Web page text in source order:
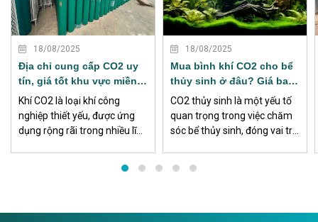
XEM THÊM
18/08/2025
Địa chỉ cung cấp CO2 uy
tín, giá tốt khu vực miền
Nam
Khí CO2 là loại khí công
nghiệp thiết yếu, được ứng
dụng rộng rãi trong nhiều lĩnh
nhiều khu công nghiệp, nhà
XEM THÊM
18/08/2025
Mua bình khí CO2 cho bể
thủy sinh ở đâu? Giá bao
nhiêu?
CO2 thủy sinh là một yếu tố
quan trọng trong việc chăm
sóc bể thủy sinh, đóng vai trò
dụng CO2 thủy sinh đảm bảo